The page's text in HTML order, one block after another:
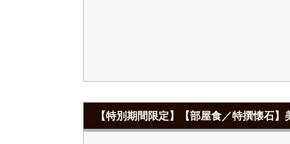
【特別期間限定】【部屋食／特撰懐石